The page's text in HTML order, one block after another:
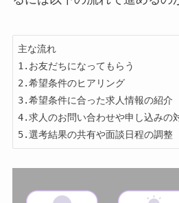
主な流れ
1.お友だちになってもらう
2.希望条件のヒアリング
3.希望条件に合った求人情報の紹介
4.求人のお問い合わせや申し込みの
5.選考結果の共有や面談日程の調整